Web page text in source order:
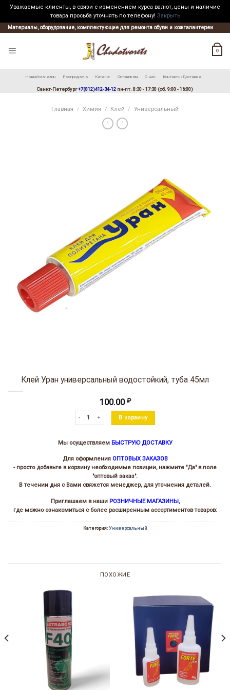
Уважаемые клиенты, в связи с изменением курса валют, цены и наличие
товара просьба уточнять по телефону! Закрыть
Skip
to
Материалы, оборудование, комплектующие для ремонта обуви и кожгалантереи
0
Новый магазин Распродажа Каталог Оптовикам О нас Контакты/Доставка
Санкт-Петербург+7(812)412-34-12 пн-пт. 8:30 - 17:30 (сб. 9:00 - 16:00)
Главная / Химия / Клей / Универсальный
Клей Уран универсальный водостойкий, туба 45мл
100.00 ₽
Количество товара Клей Уран универсальный водостойкий,
В корзину
Мы осуществляем БЫСТРУЮ ДОСТАВКУ
Для оформления ОПТОВЫХ ЗАКАЗОВ
- просто добавьте в корзину необходимые позиции, нажмите "Да" в поле
"оптовый заказ".
В течении дня с Вами свяжется менеджер, для уточнения деталей.
Приглашаем в наши РОЗНИЧНЫЕ МАГАЗИНЫ,
где можно ознакомиться с более расширенным ассортиментов товаров:
Категория: Универсальный
ПОХОЖИЕ